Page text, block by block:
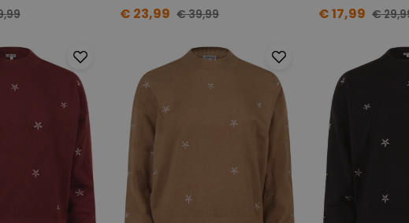
€ 23,99 € 39,99 € 17,99 €